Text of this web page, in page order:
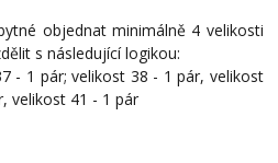
objednat minimálně 4 velikosti
s následující logikou:
- 1 pár; velikost 38 - 1 pár, velikost
velikost 41 - 1 pár